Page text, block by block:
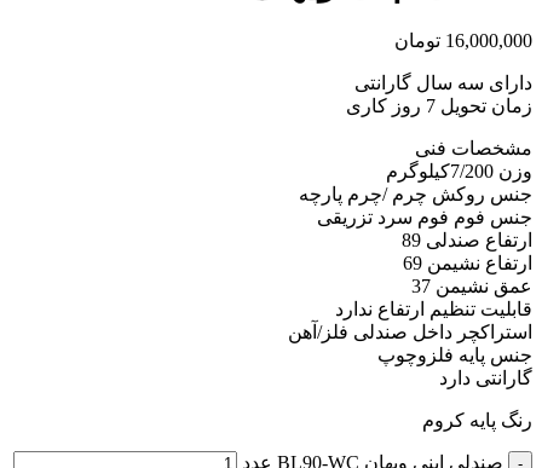
16,000,000 تومان
دارای سه سال گارانتی
زمان تحویل 7 روز کاری
مشخصات فنی
وزن 7/200کیلوگرم
جنس روکش چرم /چرم پارچه
جنس فوم فوم سرد تزریقی
ارتفاع صندلی 89
ارتفاع نشیمن 69
عمق نشیمن 37
قابلیت تنظیم ارتفاع ندارد
استراکچر داخل صندلی فلز/آهن
جنس پایه فلزوچوپ
گارانتی دارد
رنگ پایه کروم
- صندلی اپنی ویهان BL90-WC عدد